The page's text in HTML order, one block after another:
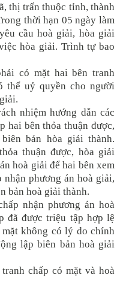
thị trấn thuộc tỉnh, thành
thời hạn 05 ngày làm
cầu hoà giải, hòa giải
hòa giải. Trình tự bao
có mặt hai bên tranh
thể uỷ quyền cho người
nhiệm hướng dẫn các
hai bên thỏa thuận được,
bản hòa giải thành.
thuận được, hòa giải
hoà giải để hai bên xem
phương án hoà giải,
bản hoà giải thành.
nhận phương án hoà
đã được triệu tập hợp lệ
không có lý do chính
lập biên bản hoà giải
chấp có mặt và hoà